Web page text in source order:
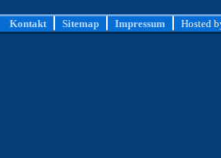
Kontakt Sitemap Impressum Hosted